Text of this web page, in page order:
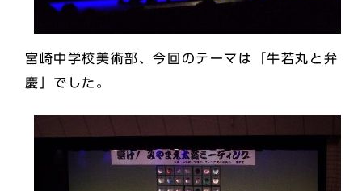
宮崎中学校美術部、今回のテーマは「牛若丸と弁
慶」でした。